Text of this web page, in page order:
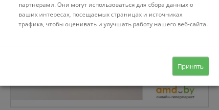
партнерами. Они могут использоваться для сбора данных о
ваших интересах, посещаемых страницах и источниках
трафика, чтобы оценивать и улучшать работу нашего веб-сайта.
Принять